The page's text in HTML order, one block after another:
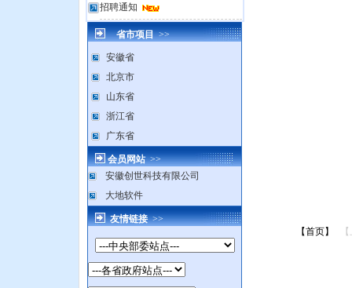
招聘通知
省市项目>>
安徽省
北京市
山东省
浙江省
广东省
会员网站>>
安徽创世科技有限公司
大地软件
友情链接>>
【首页】